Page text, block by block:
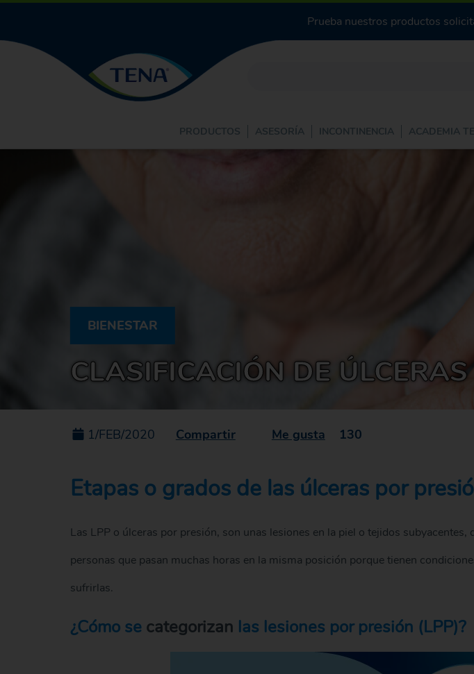
Prueba nuestros productos
PRODUCTOS ASESORÍA INCONTINENCIA ACADEMIA
BIENESTAR
CLASIFICACIÓN DE
1/FEB/2020 Compartir Me gusta 130
Etapas o grados de las úlceras por
Las LPP o úlceras por presión, son unas lesiones en la piel o tejidos
personas que pasan muchas horas en la misma posición porque tienen
sufrirlas.
¿Cómo se categorizan las lesiones por presión (LPP)?